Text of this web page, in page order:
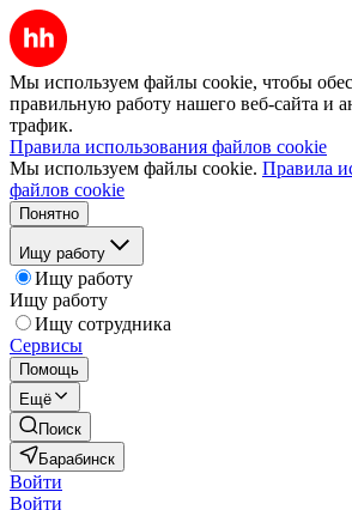
Мы используем файлы cookie, чтобы
правильную работу нашего веб-сайта и
трафик.
Правила использования файлов cookie
Мы используем файлы cookie. Правила
файлов cookie
Понятно
Ищу работу
Ищу работу
Ищу работу
Ищу сотрудника
Сервисы
Помощь
Ещё
Поиск
Барабинск
Войти
Войти